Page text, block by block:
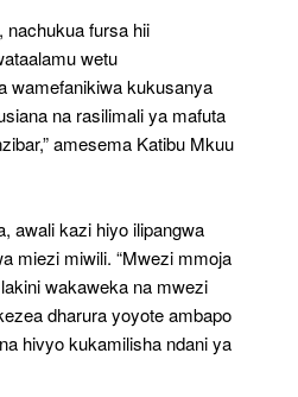
nachukua fursa hii
wetu
wamefanikiwa kukusanya
na rasilimali ya mafuta
amesema Katibu Mkuu
awali kazi hiyo ilipangwa
miezi miwili. “Mwezi mmoja
wakaweka na mwezi
dharura yoyote ambapo
hivyo kukamilisha ndani ya